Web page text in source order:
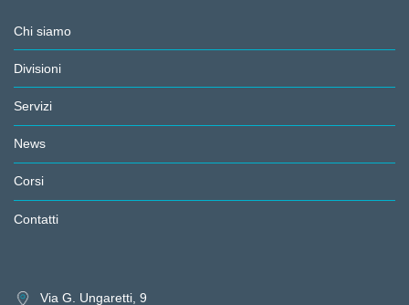
Chi siamo
Divisioni
Servizi
News
Corsi
Contatti
Via G. Ungaretti, 9